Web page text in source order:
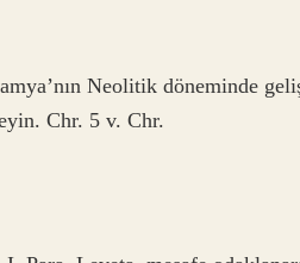
Neolitik döneminde
Chr. 5 v. Chr.